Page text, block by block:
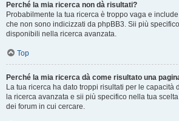
Perché la mia ricerca non dà risultati?
Probabilmente la tua ricerca è troppo vaga e
che non sono indicizzati da phpBB3. Sii più
disponibili nella ricerca avanzata.
Top
Perché la mia ricerca dà come risultato una
La tua ricerca ha dato troppi risultati per le capacità
la ricerca avanzata e sii più specifico nella tua
dei forum in cui cercare.